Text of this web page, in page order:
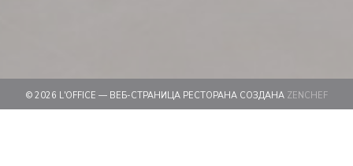
© 2026 L'OFFICE — ВЕБ-СТРАНИЦА РЕСТОРАНА СОЗДАНА ZENCHEF